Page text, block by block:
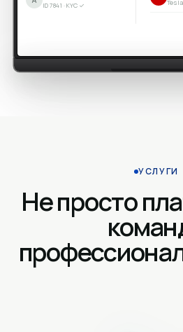
ID 7841 · KYC ✓ Tesla
УСЛУГИ
Не просто